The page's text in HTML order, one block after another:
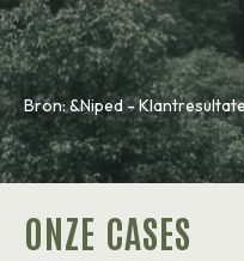
Bron: &Niped -
ONZE CASES